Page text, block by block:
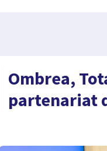
Ombrea,
partenariat